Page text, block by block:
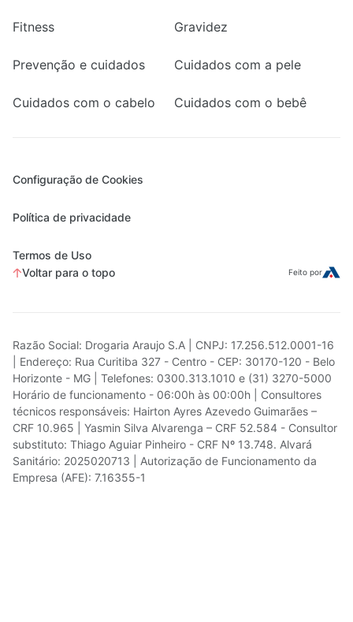
Fitness Gravidez
Prevenção e cuidados Cuidados com a pele
Cuidados com o cabelo Cuidados com o bebê
Configuração de Cookies
Política de privacidade
Termos de Uso
Voltar para o topo
Feito por
Razão Social: Drogaria Araujo S.A | CNPJ: 17.256.512.0001-16
| Endereço: Rua Curitiba 327 - Centro - CEP: 30170-120 - Belo
Horizonte - MG | Telefones: 0300.313.1010 e (31) 3270-5000
Horário de funcionamento - 06:00h às 00:00h | Consultores
técnicos responsáveis: Hairton Ayres Azevedo Guimarães –
CRF 10.965 | Yasmin Silva Alvarenga – CRF 52.584 - Consultor
substituto: Thiago Aguiar Pinheiro - CRF Nº 13.748. Alvará
Sanitário: 2025020713 | Autorização de Funcionamento da
Empresa (AFE): 7.16355-1